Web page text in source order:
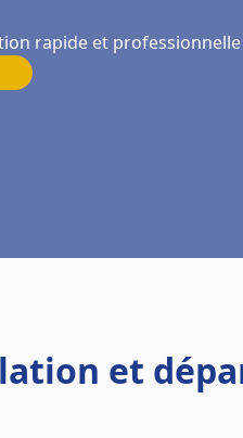
rapide et professionnelle
et